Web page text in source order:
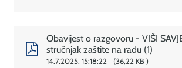
Obavijest o razgovoru - VIŠI
stručnjak zaštite na radu (1)
14.7.2025. 15:18:22 36,22 KB